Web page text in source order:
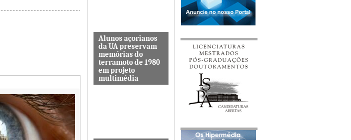
Alunos açorianos
da UA preservam
memórias do
terramoto de 1980
em projeto
multimédia